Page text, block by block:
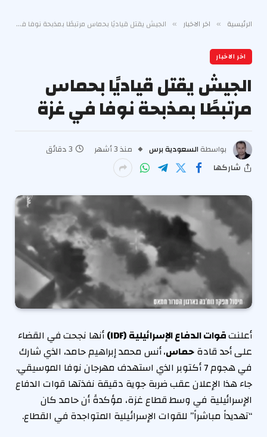
الرئيسية » اخر الاخبار » الجيش يقتل قياديًا بحماس مرتبطًا بمذبحة نوفا في غزة
اخر الاخبار
الجيش يقتل قياديًا بحماس
مرتبطًا بمذبحة نوفا في غزة
بواسطة السعودية برس منذ 3 أشهر
3 دقائق
شاركها
أعلنتقوات الدفاع الإسرائيلية (IDF)
أنها نجحت في القضاء
على أحد قادةحماس، أنس محمد إبراهيم حامد، الذي شارك
في هجوم 7 أكتوبر الذي استهدف مهرجان نوفا الموسيقي.
جاء هذا الإعلان عقب ضربة جوية دقيقة نفذتها قوات الدفاع
الإسرائيلية في وسط قطاع غزة، مؤكدةً أن حامد كان
“تهديداً مباشراً” للقوات الإسرائيلية المتواجدة في القطاع.